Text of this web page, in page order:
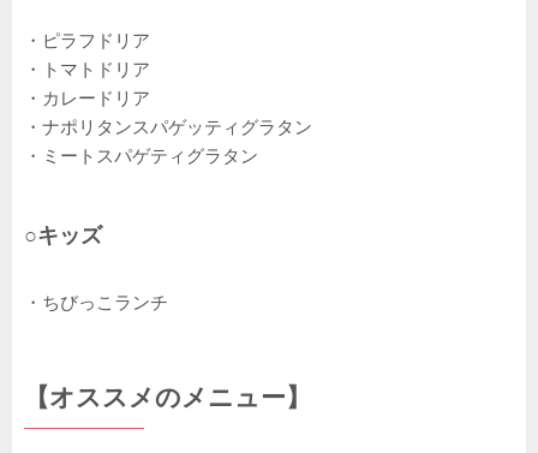
・ピラフドリア
・トマトドリア
・カレードリア
・ナポリタンスパゲッティグラタン
・ミートスパゲティグラタン
○キッズ
・ちびっこランチ
【オススメのメニュー】